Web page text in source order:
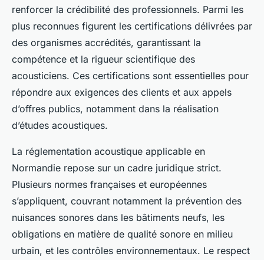
renforcer la crédibilité des professionnels. Parmi les
plus reconnues figurent les certifications délivrées par
des organismes accrédités, garantissant la
compétence et la rigueur scientifique des
acousticiens. Ces certifications sont essentielles pour
répondre aux exigences des clients et aux appels
d’offres publics, notamment dans la réalisation
d’études acoustiques.
La réglementation acoustique applicable en
Normandie repose sur un cadre juridique strict.
Plusieurs normes françaises et européennes
s’appliquent, couvrant notamment la prévention des
nuisances sonores dans les bâtiments neufs, les
obligations en matière de qualité sonore en milieu
urbain, et les contrôles environnementaux. Le respect